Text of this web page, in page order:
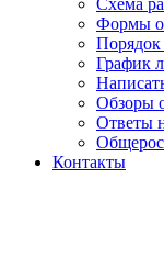
Схема
Формы
Порядок
График
Обзоры
Ответы
Контакты